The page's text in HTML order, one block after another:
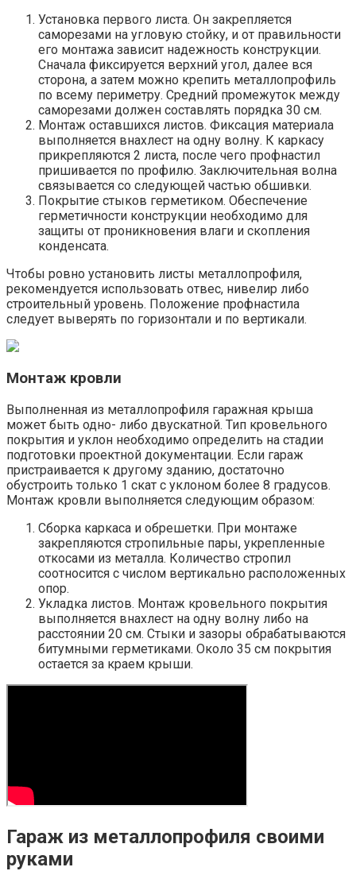
Установка первого листа. Он закрепляется
саморезами на угловую стойку, и от правильности
его монтажа зависит надежность конструкции.
Сначала фиксируется верхний угол, далее вся
сторона, а затем можно крепить металлопрофиль
по всему периметру. Средний промежуток между
саморезами должен составлять порядка 30 см.
Монтаж оставшихся листов. Фиксация материала
выполняется внахлест на одну волну. К каркасу
прикрепляются 2 листа, после чего профнастил
пришивается по профилю. Заключительная волна
связывается со следующей частью обшивки.
Покрытие стыков герметиком. Обеспечение
герметичности конструкции необходимо для
защиты от проникновения влаги и скопления
конденсата.
Чтобы ровно установить листы металлопрофиля,
рекомендуется использовать отвес, нивелир либо
строительный уровень. Положение профнастила
следует выверять по горизонтали и по вертикали.
Монтаж кровли
Выполненная из металлопрофиля гаражная крыша
может быть одно- либо двускатной. Тип кровельного
покрытия и уклон необходимо определить на стадии
подготовки проектной документации. Если гараж
пристраивается к другому зданию, достаточно
обустроить только 1 скат с уклоном более 8 градусов.
Монтаж кровли выполняется следующим образом:
Сборка каркаса и обрешетки. При монтаже
закрепляются стропильные пары, укрепленные
откосами из металла. Количество стропил
соотносится с числом вертикально расположенных
опор.
Укладка листов. Монтаж кровельного покрытия
выполняется внахлест на одну волну либо на
расстоянии 20 см. Стыки и зазоры обрабатываются
битумными герметиками. Около 35 см покрытия
остается за краем крыши.
Гараж из металлопрофиля своими
руками